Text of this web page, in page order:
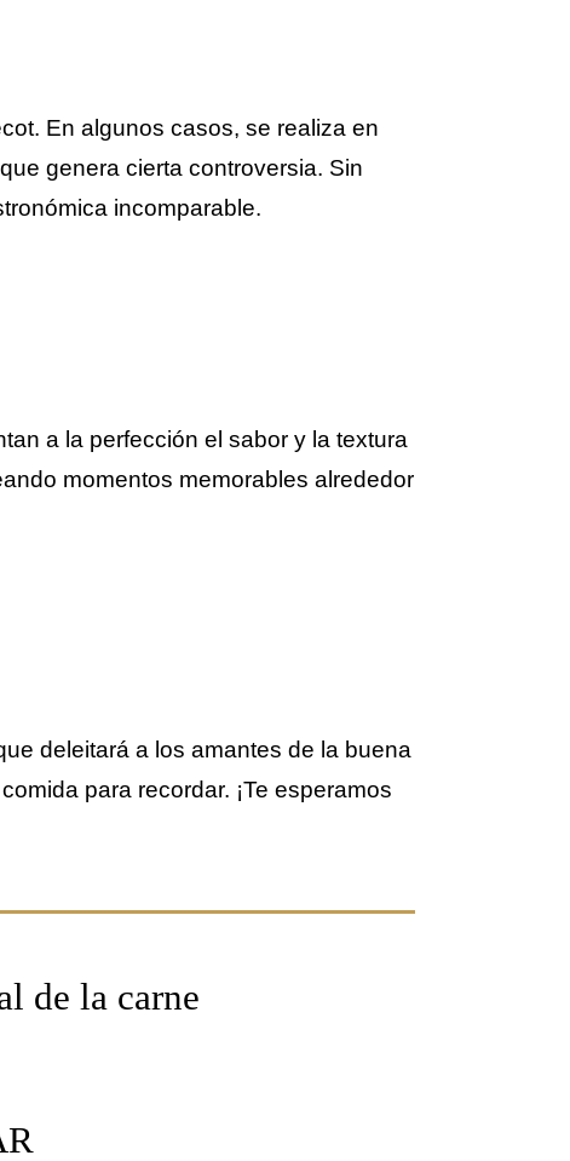
En algunos casos, se realiza en
genera cierta controversia. Sin
incomparable.
a la perfección el sabor y la textura
momentos memorables alrededor
deleitará a los amantes de la buena
para recordar. ¡Te esperamos
de la carne